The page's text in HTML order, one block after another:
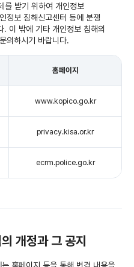
받기 위하여 개인정보
정보 침해신고센터 등에 분쟁
. 이 밖에 기타 개인정보 침해의
의하시기 바랍니다.
홈페이지
www.kopico.go.kr
privacy.kisa.or.kr
ecrm.police.go.kr
개정과 그 공지
홈페이지 등을 통해 변경 내용을